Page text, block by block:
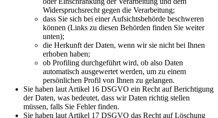
Widerspruchsrecht gegen die Verarbeitung;
dass Sie sich bei einer Aufsichtsbehörde beschweren
können (Links zu diesen Behörden finden Sie weiter
unten);
die Herkunft der Daten, wenn wir sie nicht bei Ihnen
erhoben haben;
ob Profiling durchgeführt wird, ob also Daten
automatisch ausgewertet werden, um zu einem
persönlichen Profil von Ihnen zu gelangen.
Sie haben laut Artikel 16 DSGVO ein Recht auf Berichtigung
der Daten, was bedeutet, dass wir Daten richtig stellen
müssen, falls Sie Fehler finden.
Sie haben laut Artikel 17 DSGVO das Recht auf Löschung